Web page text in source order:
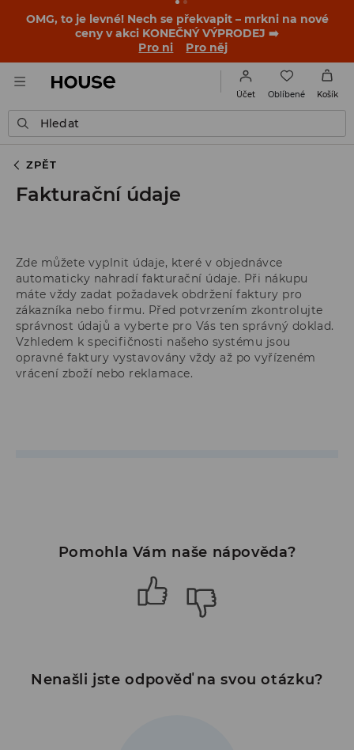
OMG, to je levné! Nech se překvapit – mrkni na nové
ceny v akci KONEČNÝ VÝPRODEJ ➡️
Pro ni
Pro něj
Účet Oblíbené Košík
Hledat
ZPĚT
Fakturační údaje
Zde můžete vyplnit údaje, které v objednávce
automaticky nahradí fakturační údaje. Při nákupu
máte vždy zadat požadavek obdržení faktury pro
zákazníka nebo firmu. Před potvrzením zkontrolujte
správnost údajů a vyberte pro Vás ten správný doklad.
Vzhledem k specifičnosti našeho systému jsou
opravné faktury vystavovány vždy až po vyřízeném
vrácení zboží nebo reklamace.
Pomohla Vám naše nápověda?
Nenašli jste odpověď na svou otázku?